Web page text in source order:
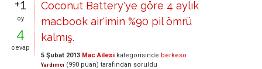
+1
oy
4
cevap
Coconut Battery'ye göre 4 aylık
macbook air'imin %90 pil ömrü
kalmış.
5 Şubat 2013 Mac Ailesi kategorisinde berkeso
Yardımcı (990 puan) tarafından soruldu